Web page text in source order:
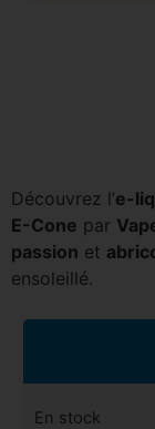
Découvrez l’e-
E-Cone par
passion et
ensoleillé.
En stock